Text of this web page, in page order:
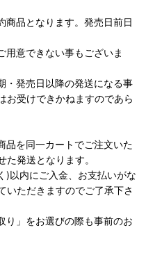
品となります。発売日前日
意できない事もございま
・発売日以降の発送になる事
お受けできかねますのであら
を同一カートでご注文いた
発送となります。
以内にご入金、お支払いがな
いただきますのでご了承下さ
」をお選びの際も事前のお